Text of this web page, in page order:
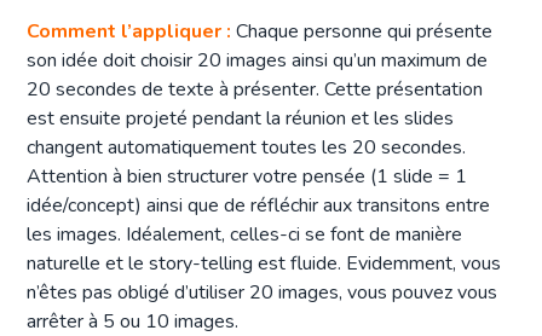
Comment l’appliquer : Chaque personne qui présente
son idée doit choisir 20 images ainsi qu’un maximum de
20 secondes de texte à présenter. Cette présentation
est ensuite projeté pendant la réunion et les slides
changent automatiquement toutes les 20 secondes.
Attention à bien structurer votre pensée (1 slide = 1
idée/concept) ainsi que de réfléchir aux transitons entre
les images. Idéalement, celles-ci se font de manière
naturelle et le story-telling est fluide. Evidemment, vous
n’êtes pas obligé d’utiliser 20 images, vous pouvez vous
arrêter à 5 ou 10 images.